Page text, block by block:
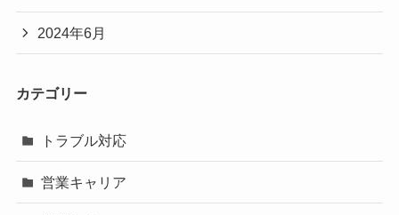
2024年6月
カテゴリー
トラブル対応
営業キャリア